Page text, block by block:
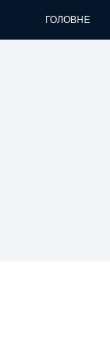
ГОЛОВНЕ